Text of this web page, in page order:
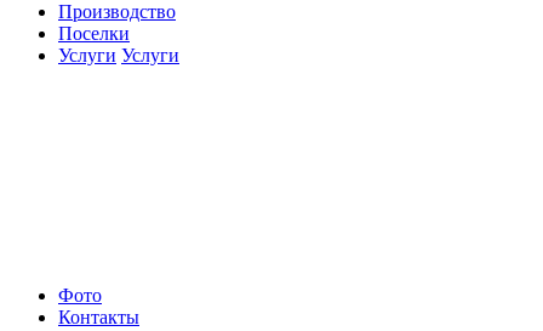
Производство
Поселки
Услуги Услуги
Фото
Контакты